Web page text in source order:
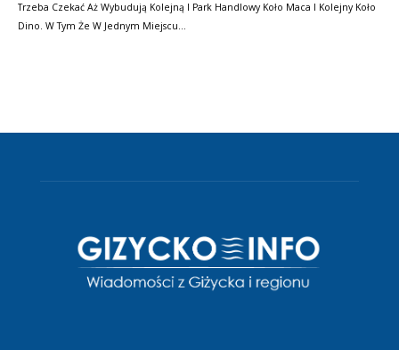
Trzeba Czekać Aż Wybudują Kolejną I Park Handlowy Koło Maca I Kolejny Koło
Dino. W Tym Że W Jednym Miejscu…